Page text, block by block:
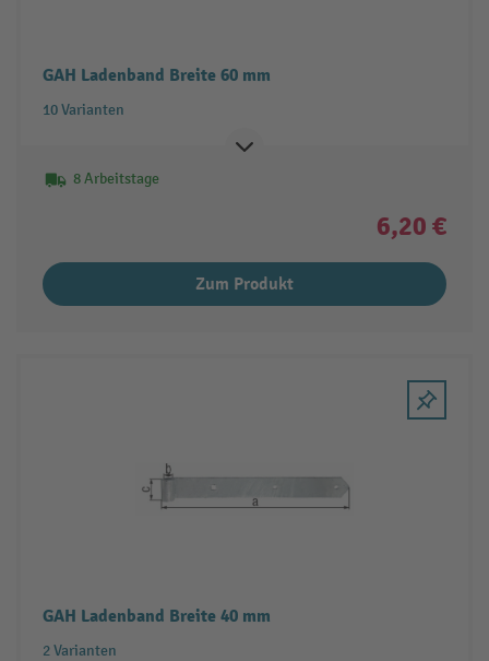
GAH Ladenband Breite 60 mm
10 Varianten
8 Arbeitstage
6,20 €
Zum Produkt
GAH Ladenband Breite 40 mm
2 Varianten